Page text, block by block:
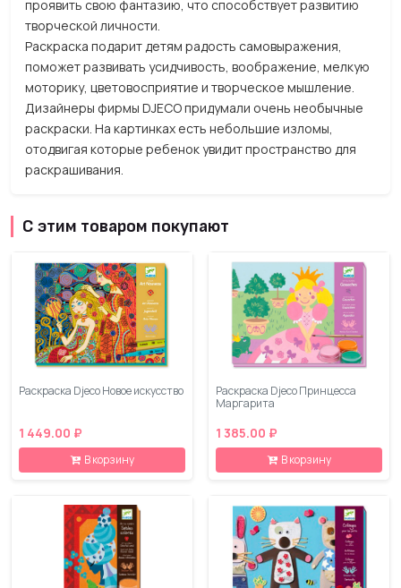
проявить свою фантазию, что способствует развитию
творческой личности.
Раскраска подарит детям радость самовыражения,
поможет развивать усидчивость, воображение, мелкую
моторику, цветовосприятие и творческое мышление.
Дизайнеры фирмы DJECO придумали очень необычные
раскраски. На картинках есть небольшие изломы,
отодвигая которые ребенок увидит пространство для
раскрашивания.
С этим товаром покупают
Раскраска Djeco Новое искусство
1 449.00 ₽
В корзину
Раскраска Djeco Принцесса
Маргарита
1 385.00 ₽
В корзину